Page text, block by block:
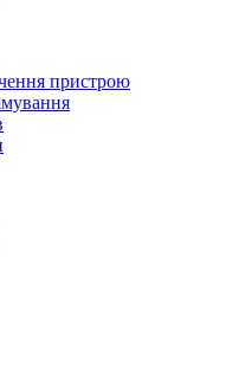
пристрою